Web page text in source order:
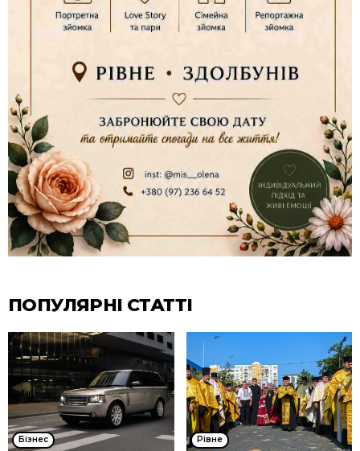
ПОПУЛЯРНІ СТАТТІ
Бізнес Рівне